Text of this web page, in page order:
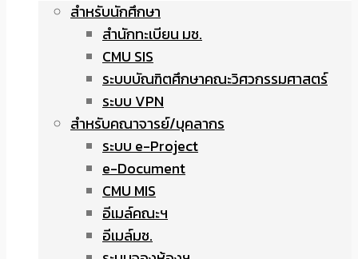
สำหรับนักศึกษา
สำนักทะเบียน มช.
CMU SIS
ระบบบัณฑิตศึกษาคณะวิศวกรรมศาสตร์
ระบบ VPN
สำหรับคณาจารย์/บุคลากร
ระบบ e-Project
e-Document
CMU MIS
อีเมล์คณะฯ
อีเมล์มช.